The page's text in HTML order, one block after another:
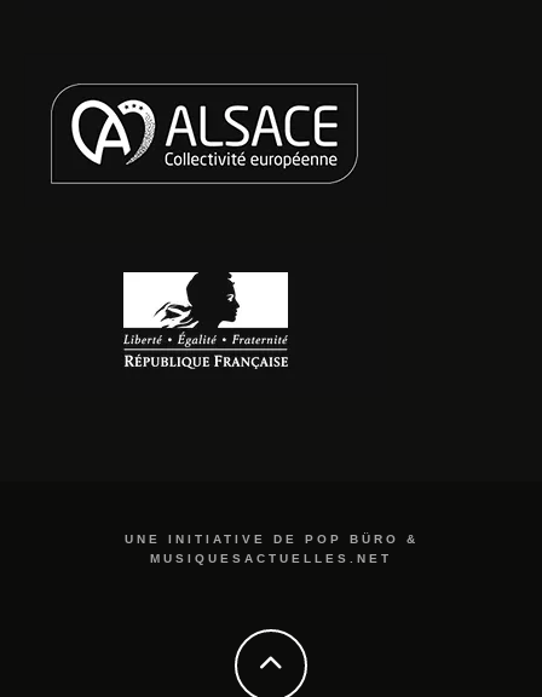
UNE INITIATIVE DE POP BÜRO &
MUSIQUESACTUELLES.NET